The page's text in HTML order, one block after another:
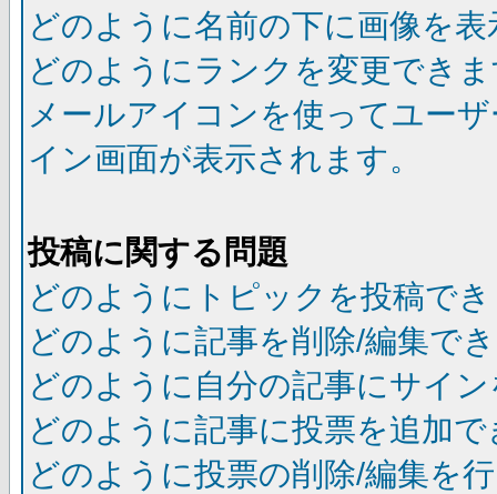
どのように名前の下に画像を
どのようにランクを変更でき
メールアイコンを使ってユー
イン画面が表示されます。
投稿に関する問題
どのようにトピックを投稿で
どのように記事を削除/編集で
どのように自分の記事にサイ
どのように記事に投票を追加
どのように投票の削除/編集を